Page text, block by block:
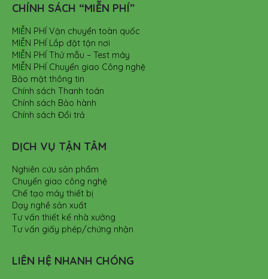
CHÍNH SÁCH “MIỄN PHÍ”
MIỄN PHÍ Vận chuyển toàn quốc
MIỄN PHÍ Lắp đặt tận nơi
MIỄN PHÍ Thử mẫu – Test máy
MIỄN PHÍ Chuyển giao Công nghệ
Bảo mật thông tin
Chính sách Thanh toán
Chính sách Bảo hành
Chính sách Đổi trả
DỊCH VỤ TẬN TÂM
Nghiên cứu sản phẩm
Chuyển giao công nghệ
Chế tạo máy thiết bị
Dạy nghề sản xuất
Tư vấn thiết kế nhà xưởng
Tư vấn giấy phép/chứng nhận
LIÊN HỆ NHANH CHÓNG